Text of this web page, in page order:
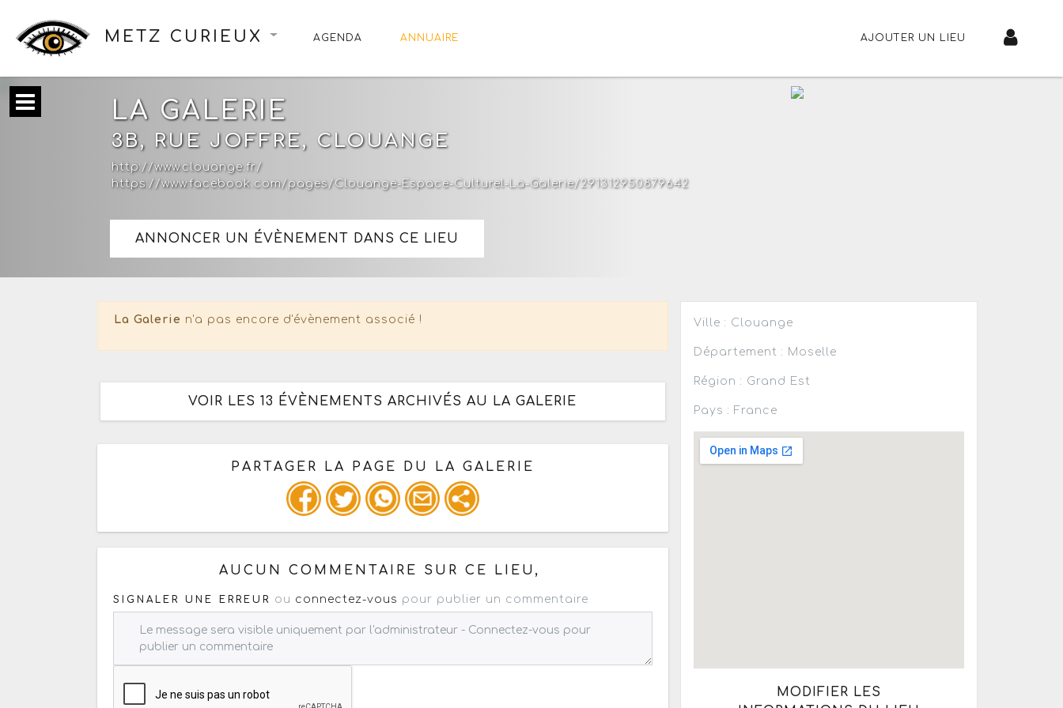
METZ CURIEUX AGENDA ANNUAIRE AJOUTER UN LIEU
LA GALERIE
3B, RUE JOFFRE, CLOUANGE
http://www.clouange.fr/
https://www.facebook.com/pages/Clouange-Espace-Culturel-La-Galerie/291312950879642
ANNONCER UN ÉVÈNEMENT DANS CE LIEU
La Galerie n'a pas encore d'évènement associé !
VOIR LES 13 ÉVÈNEMENTS ARCHIVÉS AU LA GALERIE
PARTAGER LA PAGE DU LA GALERIE
Ou copiez les infos ci-dessous pour un : mail / forum / réseau social
AUCUN COMMENTAIRE SUR CE LIEU,
SIGNALER UNE ERREUR ou connectez-vous pour publier un commentaire
Ville : Clouange
Département : Moselle
Région : Grand Est
Pays : France
MODIFIER LES